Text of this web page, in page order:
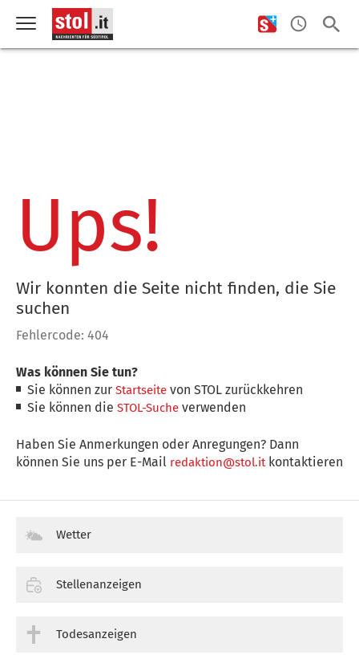
Ups!
Wir konnten die Seite nicht finden, die Sie
suchen
Fehlercode: 404
Was können Sie tun?
Sie können zurStartseite von STOL zurückkehren
Sie können dieSTOL-Suche verwenden
Haben Sie Anmerkungen oder Anregungen? Dann
können Sie uns per E-Mail redaktion@stol.itkontaktieren
Wetter
Stellenanzeigen
Todesanzeigen